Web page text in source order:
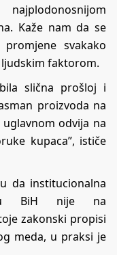
Kaže nam da se
svakako
ljudskim faktorom.
slična prošloj i
proizvoda na
odvija na
kupaca”, ističe
da institucionalna
u BiH nije na
zakonski propisi
meda, u praksi je